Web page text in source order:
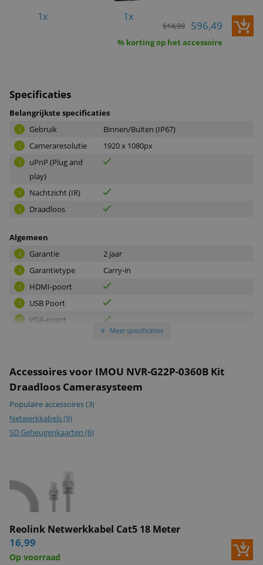
1x 1x
596,49
614,99
% korting op het accessoire
Specificaties
Belangrijkste specificaties
i Gebruik Binnen/Buiten (IP67)
i Cameraresolutie 1920 x 1080px
i
uPnP (Plug and
play)
i Nachtzicht (IR)
i Draadloos
Algemeen
i Garantie 2 jaar
i Garantietype Carry-in
i HDMI-poort
i USB Poort
i VGA-poort
i Type opslag Harde schijf
i
ONVIF-
gecertificeerd
Beeld
verlichting
(zonder IR)
Lensgrootte
i Witbalans
» Meer specificaties
Accessoires voor IMOU NVR-G22P-0360B Kit
Draadloos Camerasysteem
Populaire accessoires(3)
Netwerkkabels(9)
SD Geheugenkaarten (6)
Reolink Netwerkkabel Cat5 18 Meter
16,99
Op voorraad